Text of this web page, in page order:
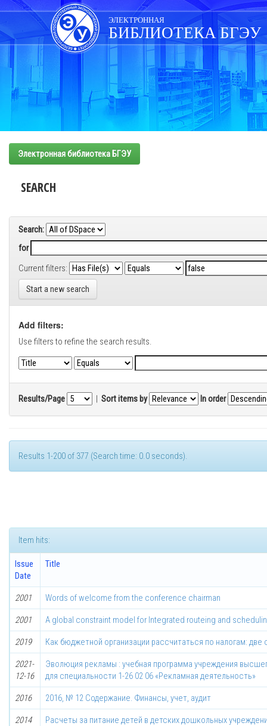
Skip
navigation
ЭЛЕКТРОННАЯ
БИБЛИОТЕКА БГЭУ
Электронная библиотека БГЭУ
SEARCH
Search:
for
Current filters:
Start a new search
Add filters:
Use filters to refine the search results.
Results/Page | Sort items by In order
Results 1-200 of 377 (Search time: 0.0 seconds).
Item hits:
Issue
Date
Title
2001 Words of welcome from the conference chairman
2001 A global constraint model for Integrated routeing and
2019 Как бюджетной организации рассчитаться по налогам: две
2021-
12-16
Эволюция рекламы : учебная программа учреждения
для специальности 1-26 02 06 «Рекламная деятельность»
2016 2016, № 12 Содержание. Финансы, учет, аудит
2014 Расчеты за питание детей в детских дошкольных